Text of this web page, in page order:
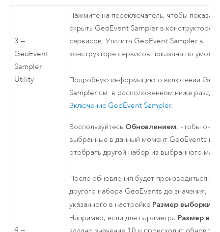
3 —
GeoEvent
Sampler
Utility
Нажмите на переключатель, чтобы
скрыть GeoEvent Sampler в конструкторе
сервисов. Утилита GeoEvent Sampler в
конструкторе сервисов показана по
Подробную информацию о включении
Sampler см. в расположенном ниже
Включение GeoEvent Sampler.
4 —
Воспользуйтесь Обновлением, чтобы
выбранные в данный момент GeoEvents и
отобрать другой набор из выбранного
После обновления будет производиться
другого набора GeoEvents до значения,
указанного в настройке Размер выборки
Например, если для параметра Размер